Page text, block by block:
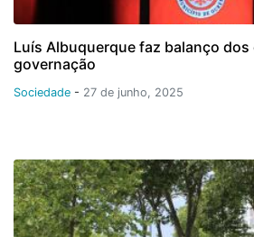
Luís Albuquerque faz balanço
governação
Sociedade - 27 de junho, 2025